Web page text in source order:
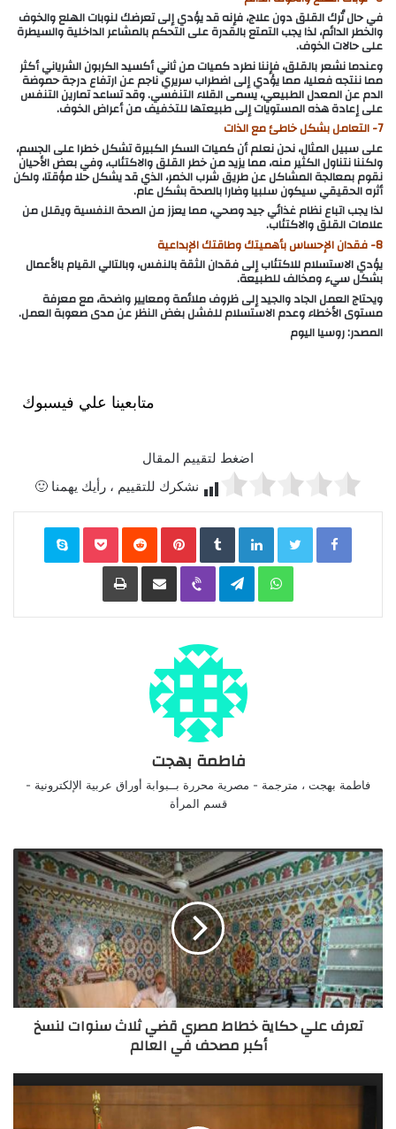
في حال تُرك القلق دون علاج، فإنه قد يؤدي إلى تعرضك لنوبات الهلع والخوف
والخطر الدائم، لذا يجب التمتع بالقدرة على التحكم بالمشاعر الداخلية والسيطرة
على حالات الخوف.
وعندما نشعر بالقلق، فإننا نطرد كميات من ثاني أكسيد الكربون الشرياني أكثر
مما ننتجه فعليا، مما يؤدي إلى اضطراب سريري ناجم عن ارتفاع درجة حموضة
الدم عن المعدل الطبيعي، يسمى القلاء التنفسي. وقد تساعد تمارين التنفس
على إعادة هذه المستويات إلى طبيعتها للتخفيف من أعراض الخوف.
7- التعامل بشكل خاطئ مع الذات
على سبيل المثال، نحن نعلم أن كميات السكر الكبيرة تشكل خطرا على الجسم،
ولكننا نتناول الكثير منه، مما يزيد من خطر القلق والاكتئاب، وفي بعض الأحيان
نقوم بمعالجة المشاكل عن طريق شرب الخمر، الذي قد يشكل حلا مؤقتا، ولكن
أثره الحقيقي سيكون سلبيا وضارا بالصحة بشكل عام.
لذا يجب اتباع نظام غذائي جيد وصحي، مما يعزز من الصحة النفسية ويقلل من
علامات القلق والاكتئاب.
8- فقدان الإحساس بأهميتك وطاقتك الإبداعية
يؤدي الاستسلام للاكتئاب إلى فقدان الثقة بالنفس، وبالتالي القيام بالأعمال
بشكل سيء ومخالف للطبيعة.
ويحتاج العمل الجاد والجيد إلى ظروف ملائمة ومعايير واضحة، مع معرفة
مستوى الأخطاء وعدم الاستسلام للفشل بغض النظر عن مدى صعوبة العمل.
المصدر: روسيا اليوم
متابعينا علي فيسبوك
اضغط لتقييم المقال
نشكرك للتقييم ، رأيك يهمنا 🙂
Facebook
Twitter
LinkedIn
‏Tumblr
Pinterest
‏Reddit
Pocket
WhatsApp
Telegram
Viber مشاركة عبر البريد طباعة
فاطمة بهجت
فاطمة بهجت ، مترجمة - مصرية محررة بــبوابة أوراق عربية الإلكترونية -
قسم المرأة
تعرف علي حكاية خطاط مصري قضي ثلاث سنوات لنسخ
أكبر مصحف في العالم